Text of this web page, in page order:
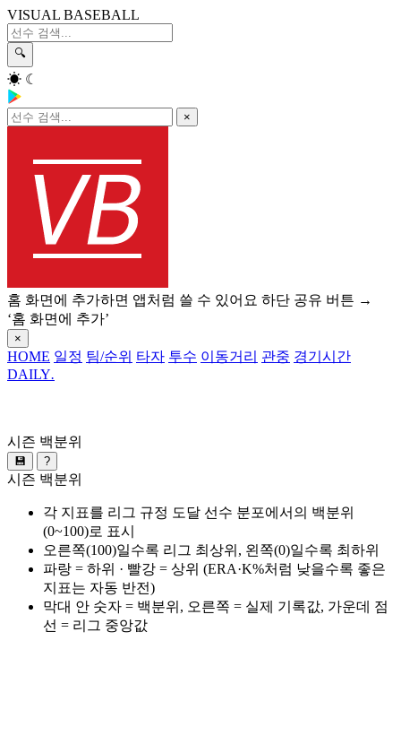
VISUAL BASEBALL
🔍
☀ ☾
×
홈 화면에 추가하면 앱처럼 쓸 수 있어요 하단 공유 버튼 →
‘홈 화면에 추가’
×
HOME 일정 팀/순위 타자 투수 이동거리 관중 경기시간
DAILY.
시즌 백분위
💾 ?
시즌 백분위
각 지표를 리그 규정 도달 선수 분포에서의 백분위
(0~100)로 표시
오른쪽(100)일수록 리그 최상위, 왼쪽(0)일수록 최하위
파랑 = 하위 · 빨강 = 상위 (ERA·K%처럼 낮을수록 좋은
지표는 자동 반전)
막대 안 숫자 = 백분위, 오른쪽 = 실제 기록값, 가운데 점
선 = 리그 중앙값